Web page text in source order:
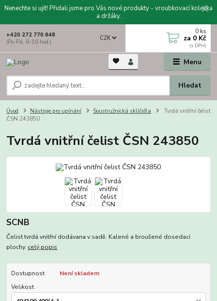
Nenechte si ujít! Přidali jsme pro Vás nové produkty - vroubkovací kolečka
a držáky.
Menu
CZK
Hledat
+420 272 770 648
(Po-Pá, 8-16 hod.)
0 ks
za 0 Kč
Úvod Nástroje pro upínání Soustružnická sklíčidla
Tvrdá vnitřní čelist
ČSN 243850
Tvrdá vnitřní čelist ČSN 243850
SCNB
Čelist tvrdá vnitřní dodávana v sadě. Kalené a broušené dosedací
plochy. celý popis
Dostupnost
Není skladem
Velikost